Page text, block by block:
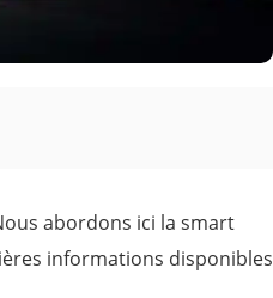
abordons ici la smart
informations disponibles